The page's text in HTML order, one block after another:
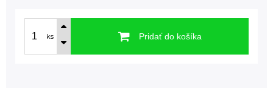
ks Pridať do košíka